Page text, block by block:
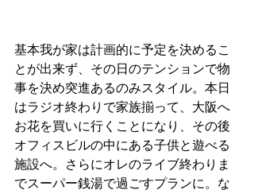
基本我が家は計画的に予定を決めるこ
とが出来ず、その日のテンションで物
事を決め突進あるのみスタイル。本日
はラジオ終わりで家族揃って、大阪へ
お花を買いに行くことになり、その後
オフィスビルの中にある子供と遊べる
施設へ。さらにオレのライブ終わりま
でスーパー銭湯で過ごすプランに。な